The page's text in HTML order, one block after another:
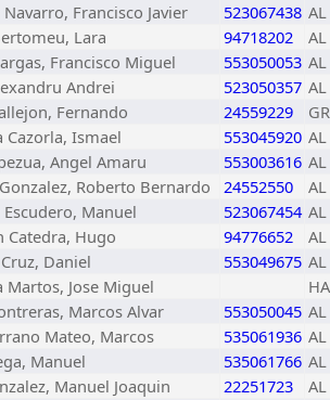
Francisco Javier 523067438 AL
Lara 94718202
AL
Francisco Miguel 553050053 AL
Andrei 523050357 AL
Fernando 24559229
GR
Cazorla, Ismael 553045920 AL
Angel Amaru 553003616 AL
Roberto Bernardo 24552550
AL
Manuel 523067454 AL
Catedra, Hugo 94776652
AL
Daniel 553049675 AL
Martos, Jose Miguel
HA
Marcos Alvar 553050045 AL
Mateo, Marcos 535061936 AL
Manuel 535061766 AL
Manuel Joaquin 22251723 AL